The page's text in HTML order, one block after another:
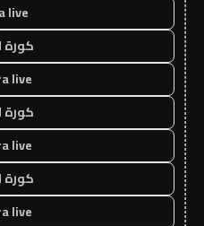
live
كورة
live
كورة
live
كورة
live